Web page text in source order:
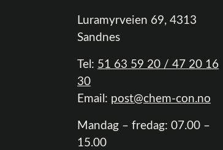
Luramyrveien 69, 4313
Sandnes
Tel: 51 63 59 20 / 47 20 16
30
Email: post@chem-con.no
Mandag – fredag: 07.00 –
15.00